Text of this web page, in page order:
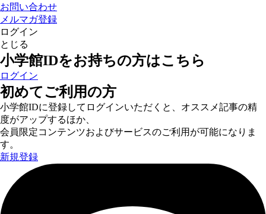
お問い合わせ
メルマガ登録
ログイン
とじる
小学館IDをお持ちの方はこちら
ログイン
初めてご利用の方
小学館IDに登録してログインいただくと、オススメ記事の精
度がアップするほか、
会員限定コンテンツおよびサービスのご利用が可能になりま
す。
新規登録